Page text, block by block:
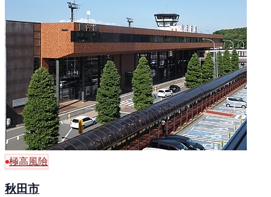
極高風險
秋田市